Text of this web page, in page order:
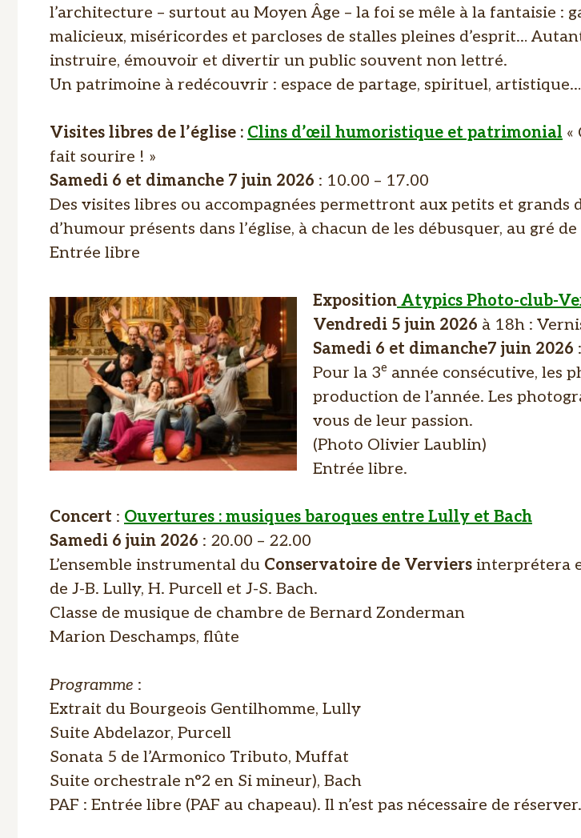
l’architecture – surtout au Moyen Âge – la foi se mêle à la fantaisie :
malicieux, miséricordes et parcloses de stalles pleines d’esprit…
instruire, émouvoir et divertir un public souvent non lettré.
Un patrimoine à redécouvrir : espace de partage, spirituel,
Visites libres de l’église : Clins d’œil humoristique et patrimonial «
fait sourire ! »
Samedi 6 et dimanche 7 juin 2026 : 10.00 – 17.00
Des visites libres ou accompagnées permettront aux petits et grands
d’humour présents dans l’église, à chacun de les débusquer, au gré
Entrée libre
Exposition Atypics Photo-club-
Vendredi 5 juin 2026 à 18h :
Samedi 6 et dimanche7 juin 2026
Pour la 3e année consécutive, les
production de l’année. Les
vous de leur passion.
(Photo Olivier Laublin)
Entrée libre.
Concert : Ouvertures : musiques baroques entre Lully et Bach
Samedi 6 juin 2026 : 20.00 – 22.00
L’ensemble instrumental du Conservatoire de Verviers interprétera
de J-B. Lully, H. Purcell et J-S. Bach.
Classe de musique de chambre de Bernard Zonderman
Marion Deschamps, flûte
Programme :
Extrait du Bourgeois Gentilhomme, Lully
Suite Abdelazor, Purcell
Sonata 5 de l’Armonico Tributo, Muffat
Suite orchestrale n°2 en Si mineur), Bach
PAF : Entrée libre (PAF au chapeau). Il n’est pas nécessaire de réserver.